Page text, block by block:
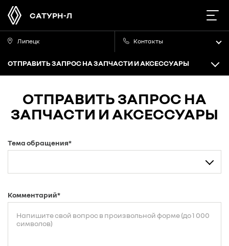
САТУРН-Л
Липецк Контакты
ОТПРАВИТЬ ЗАПРОС НА ЗАПЧАСТИ И АКСЕССУАРЫ
ОТПРАВИТЬ ЗАПРОС НА
ЗАПЧАСТИ И АКСЕССУАРЫ
Тема обращения*
Комментарий*